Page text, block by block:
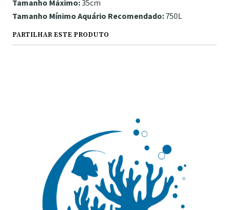
Tamanho Máximo:35cm
Tamanho Mínimo Aquário Recomendado: 750L
PARTILHAR ESTE PRODUTO